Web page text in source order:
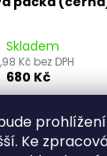
Ke
Skladem
Kč bez DPH
680 Kč
DO KOŠÍKU